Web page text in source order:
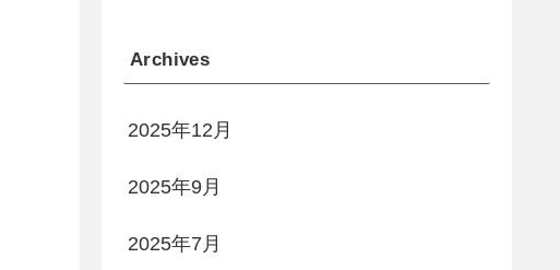
Archives
2025年12月
2025年9月
2025年7月